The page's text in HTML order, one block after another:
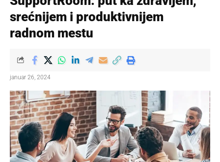
srećnijem i produktivnijem
radnom mestu
januar 26, 2024